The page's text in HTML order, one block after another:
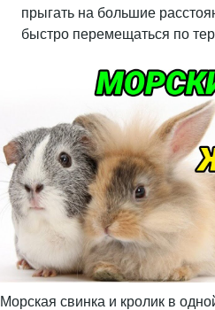
прыгать на большие
быстро перемещаться по
Морская свинка и кролик в